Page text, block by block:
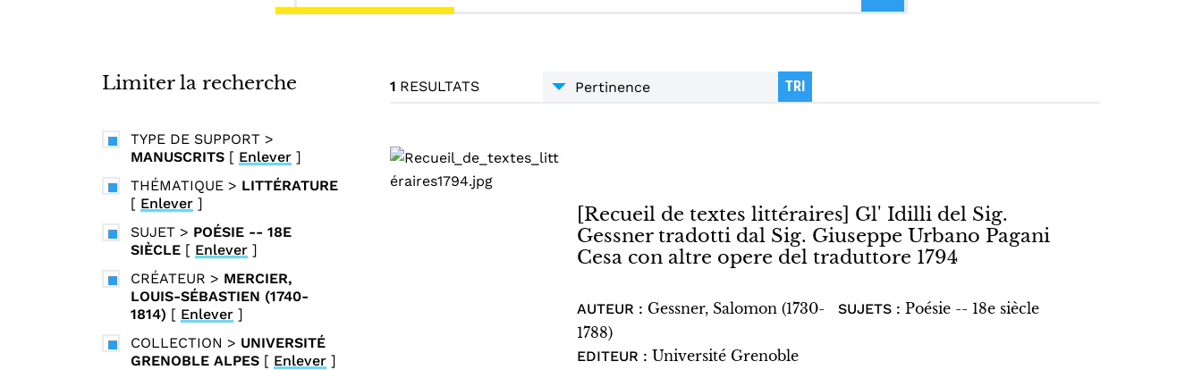
Limiter la recherche
TYPE DE SUPPORT >
MANUSCRITS [ Enlever ]
THÉMATIQUE > LITTÉRATURE
[ Enlever ]
SUJET > POÉSIE -- 18E
SIÈCLE [ Enlever ]
CRÉATEUR > MERCIER,
LOUIS-SÉBASTIEN (1740-
1814) [ Enlever ]
COLLECTION > UNIVERSITÉ
GRENOBLE ALPES [ Enlever ]
1 RESULTATS TRI
[Recueil de textes littéraires] Gl' Idilli del Sig.
Gessner tradotti dal Sig. Giuseppe Urbano Pagani
Cesa con altre opere del traduttore 1794
AUTEUR : Gessner, Salomon (1730-
1788)
EDITEUR :Université Grenoble
SUJETS : Poésie -- 18e siècle